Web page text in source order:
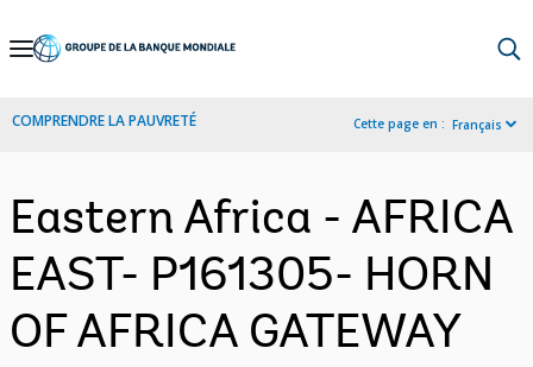
Skip
Navigation
COMPRENDRE LA PAUVRETÉ Cette page en : Français
Eastern Africa - AFRICA
EAST- P161305- HORN
OF AFRICA GATEWAY